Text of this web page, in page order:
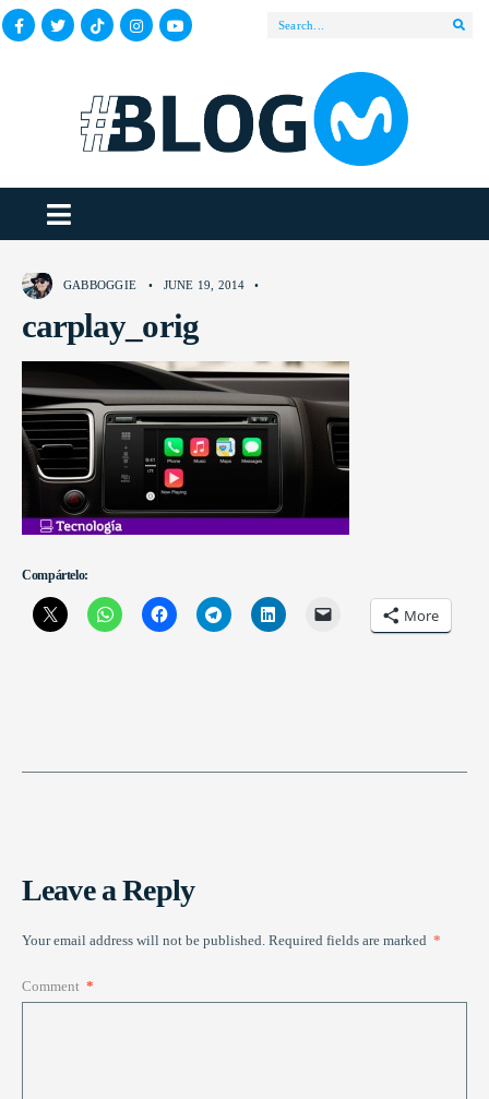
GABBOGGIE • JUNE 19, 2014 •
carplay_orig
Compártelo:
More
Leave a Reply
Your email address will not be published. Required fields are marked *
Comment *